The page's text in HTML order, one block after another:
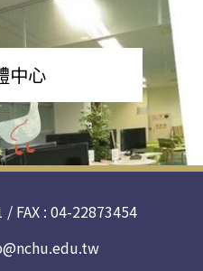
中心
FAX : 04-22873454